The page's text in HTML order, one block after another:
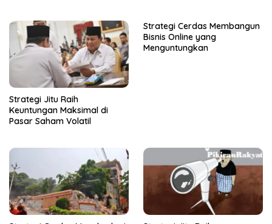
Strategi Jitu Raih
Keuntungan Maksimal di
Pasar Saham Volatil
Strategi Cerdas Membangun
Bisnis Online yang
Menguntungkan